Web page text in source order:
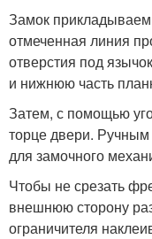
Замок прикладываем
отмеченная линия
отверстия под
и нижнюю часть
Затем, с помощью
торце двери.
для замочного
Чтобы не срезать
внешнюю сторону
ограничителя